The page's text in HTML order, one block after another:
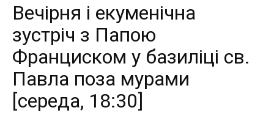
Bечірня і екуменічна
зустріч з Папою
Франциском у базиліці св.
Павла поза мурами
[середа, 18:30]